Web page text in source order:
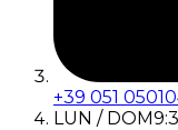
+39 051
LUN / DOM